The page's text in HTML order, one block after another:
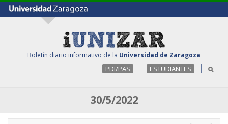
Boletín diario informativo de la Universidad de Zaragoza
PDI/PAS ESTUDIANTES
30/5/2022